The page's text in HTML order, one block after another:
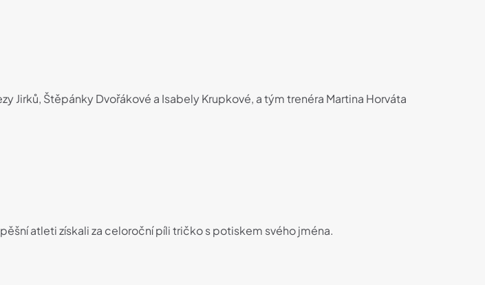
Jirků, Štěpánky Dvořákové a Isabely Krupkové, a tým trenéra Martina Horváta
atleti získali za celoroční píli tričko s potiskem svého jména.